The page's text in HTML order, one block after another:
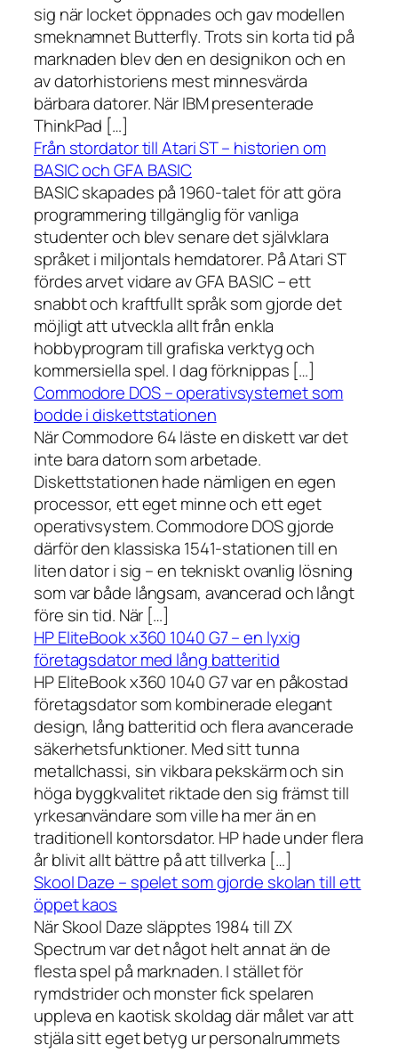
sig när locket öppnades och gav modellen
smeknamnet Butterfly. Trots sin korta tid på
marknaden blev den en designikon och en
av datorhistoriens mest minnesvärda
bärbara datorer. När IBM presenterade
ThinkPad […]
Från stordator till Atari ST – historien om
BASIC och GFA BASIC
BASIC skapades på 1960-talet för att göra
programmering tillgänglig för vanliga
studenter och blev senare det självklara
språket i miljontals hemdatorer. På Atari ST
fördes arvet vidare av GFA BASIC – ett
snabbt och kraftfullt språk som gjorde det
möjligt att utveckla allt från enkla
hobbyprogram till grafiska verktyg och
kommersiella spel. I dag förknippas […]
Commodore DOS – operativsystemet som
bodde i diskettstationen
När Commodore 64 läste en diskett var det
inte bara datorn som arbetade.
Diskettstationen hade nämligen en egen
processor, ett eget minne och ett eget
operativsystem. Commodore DOS gjorde
därför den klassiska 1541-stationen till en
liten dator i sig – en tekniskt ovanlig lösning
som var både långsam, avancerad och långt
före sin tid. När […]
HP EliteBook x360 1040 G7 – en lyxig
företagsdator med lång batteritid
HP EliteBook x360 1040 G7 var en påkostad
företagsdator som kombinerade elegant
design, lång batteritid och flera avancerade
säkerhetsfunktioner. Med sitt tunna
metallchassi, sin vikbara pekskärm och sin
höga byggkvalitet riktade den sig främst till
yrkesanvändare som ville ha mer än en
traditionell kontorsdator. HP hade under flera
år blivit allt bättre på att tillverka […]
Skool Daze – spelet som gjorde skolan till ett
öppet kaos
När Skool Daze släpptes 1984 till ZX
Spectrum var det något helt annat än de
flesta spel på marknaden. I stället för
rymdstrider och monster fick spelaren
uppleva en kaotisk skoldag där målet var att
stjäla sitt eget betyg ur personalrummets